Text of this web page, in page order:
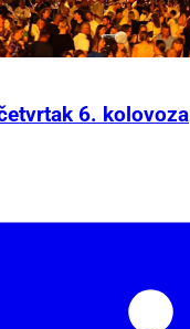
6. kolovoza